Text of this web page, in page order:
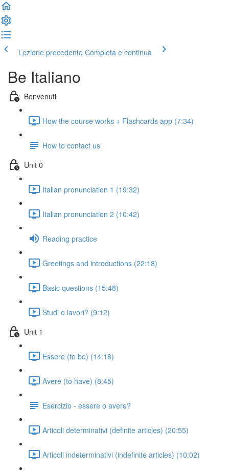
Lezione precedente Completa e continua
Be Italiano
Benvenuti
How the course works + Flashcards app (7:34)
How to contact us
Unit 0
Italian pronunciation 1 (19:32)
Italian pronunciation 2 (10:42)
Reading practice
Greetings and introductions (22:18)
Basic questions (15:48)
Studi o lavori? (9:12)
Unit 1
Essere (to be) (14:18)
Avere (to have) (8:45)
Esercizio - essere o avere?
Articoli determinativi (definite articles) (20:55)
Articoli indeterminativi (indefinite articles) (10:02)